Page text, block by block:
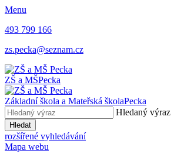
Menu
493 799 166
zs.pecka@seznam.cz
ZŠ a MŠPecka
Základní škola a Mateřská školaPecka
Hledaný výraz
Hledat
rozšířené vyhledávání
Mapa webu